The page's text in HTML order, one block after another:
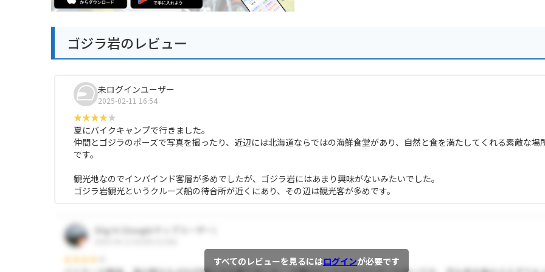
ゴジラ岩のレビュー
未ログインユーザー
2025-02-11 16:54
夏にバイクキャンプで行きました。
仲間とゴジラのポーズで写真を撮ったり、近辺には北海道ならではの海鮮食堂があり、自然と食を満たしてくれる素敵な場
です。
観光地なのでインバインド客層が多めでしたが、ゴジラ岩にはあまり興味がないみたいでした。
ゴジラ岩観光というクルーズ船の待合所が近くにあり、その辺は観光客が多めです。
すべてのレビューを見るにはログインが必要です